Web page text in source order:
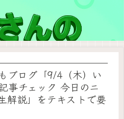
ブログ「9/4（木）い
事チェック 今日のニ
解説」をテキストで要